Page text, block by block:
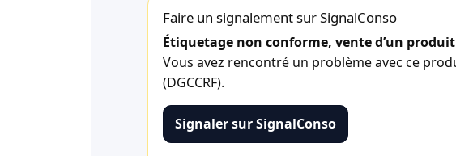
Faire un signalement sur SignalConso
Étiquetage non conforme, vente d’un
Vous avez rencontré un problème avec ce
(DGCCRF).
Signaler sur SignalConso